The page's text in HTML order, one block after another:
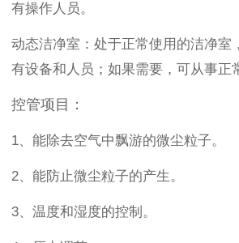
有操作人员。
动态洁净室： 处于正常使用的洁净室
有设备和人员；如果需要，可从事正
控管项目：
1、能除去空气中飘游的微尘粒子。
2、能防止微尘粒子的产生。
3、温度和湿度的控制。